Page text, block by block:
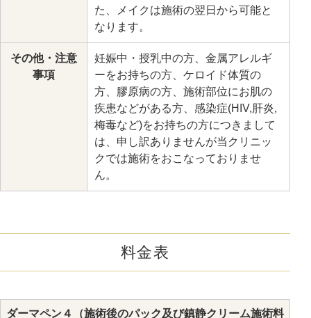
た、メイクは施術の翌日から可能と
なります。
その他・注意
事項
妊娠中・授乳中の方、金属アレルギ
ーをお持ちの方、ケロイド体質の
方、膠原病の方、施術部位にお肌の
疾患などがある方、感染症(HIV,肝炎,
梅毒など)をお持ちの方につきまして
は、申し訳ありませんが当クリニッ
クでは施術をおこなっておりませ
ん。
料金表
ダーマペン４（施術後のパック及び鎮静クリーム施術料